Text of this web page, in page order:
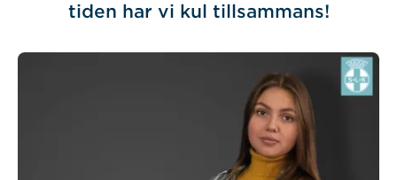
tiden har vi kul tillsammans!